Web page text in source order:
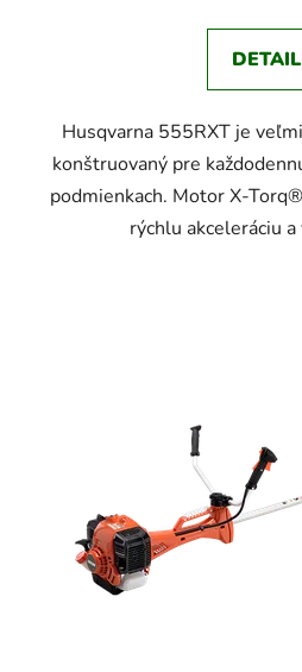
DETAIL
Husqvarna 555RXT je
konštruovaný pre
podmienkach. Motor X-
rýchlu akceleráciu a